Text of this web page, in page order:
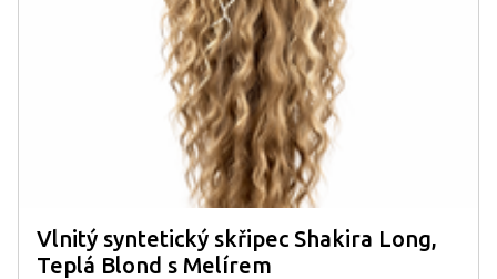
Vlnitý syntetický skřipec Shakira Long,
Teplá Blond s Melírem